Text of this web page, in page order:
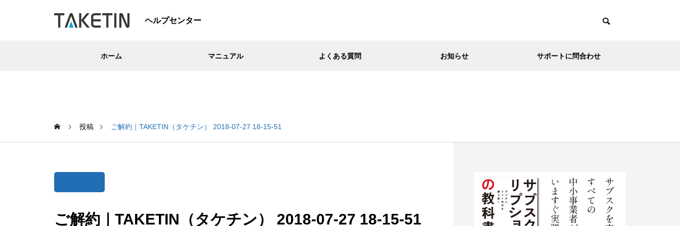
ヘルプセンター
ホーム マニュアル よくある質問 お知らせ サポートに問合わせ
投稿 ご解約｜TAKETIN（タケチン） 2018-07-27 18-15-51
ご解約｜TAKETIN（タケチン） 2018-07-27 18-15-51